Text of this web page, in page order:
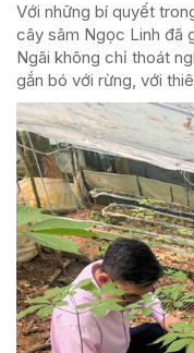
Với những bí quyết
cây sâm Ngọc Linh đã
Ngãi không chỉ thoát
gắn bó với rừng, với